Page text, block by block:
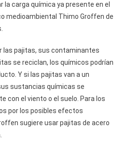
carga química ya presente en el
medioambiental Thimo Groffen de
las pajitas, sus contaminantes
se reciclan, los químicos podrían
Y si las pajitas van a un
sustancias químicas se
con el viento o el suelo. Para los
por los posibles efectos
sugiere usar pajitas de acero